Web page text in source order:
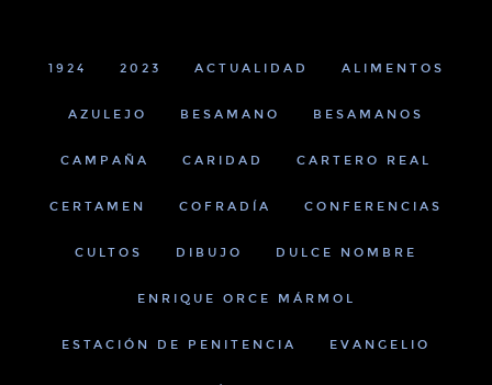
1924 2023 ACTUALIDAD ALIMENTOS
AZULEJO BESAMANO BESAMANOS
CAMPAÑA CARIDAD CARTERO REAL
CERTAMEN COFRADÍA CONFERENCIAS
CULTOS DIBUJO DULCE NOMBRE
ENRIQUE ORCE MÁRMOL
ESTACIÓN DE PENITENCIA EVANGELIO